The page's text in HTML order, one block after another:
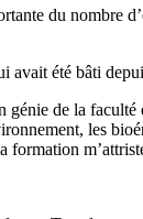
du nombre
avait été bâti
de la
les
formation